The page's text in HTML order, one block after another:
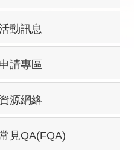
動訊息
申請專區
資源網絡
見QA(FQA)